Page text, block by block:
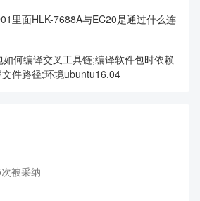
里面HLK-7688A与EC20是通过什么连
如何编译交叉工具链;编译软件包时依赖
件路径;环境ubuntu16.04
被采纳